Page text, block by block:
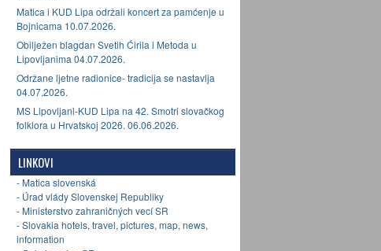
Matica i KUD Lipa održali koncert za pamćenje u
Bojnicama 10.07.2026.
Obilježen blagdan Svetih Ćirila i Metoda u
Lipovljanima 04.07.2026.
Održane ljetne radionice- tradicija se nastavlja
04.07.2026.
MS Lipovljani-KUD Lipa na 42. Smotri slovačkog
folklora u Hrvatskoj 2026. 06.06.2026.
LINKOVI
- Matica slovenská
- Úrad vlády Slovenskej Republiky
- Ministerstvo zahraničných vecí SR
- Slovakia hotels, travel, pictures, map, news,
information